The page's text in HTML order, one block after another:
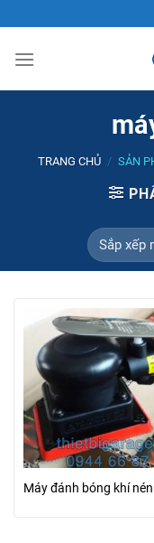
to
content
TRANG CHỦ / SẢN
Máy đánh bóng khí nén